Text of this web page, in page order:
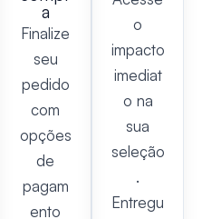
a
Finalize
seu
pedido
com
opções
de
pagam
ento
o
impacto
imediat
o na
sua
seleção
.
Entregu